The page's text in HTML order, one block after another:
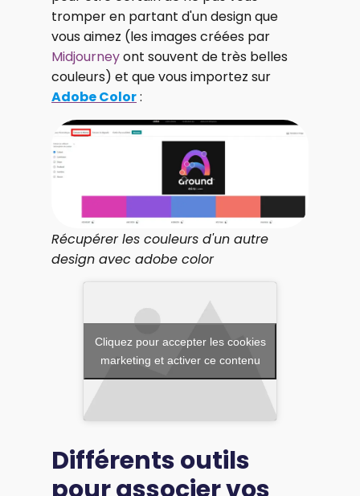
tromper en partant d'un design que
vous aimez (les images créées par
Midjourneyont souvent de très belles
couleurs) et que vous importez sur
Adobe Color:
Récupérer les couleurs d'un autre
design avec adobe color
Cliquez pour accepter les cookies
marketing et activer ce contenu
Différents outils